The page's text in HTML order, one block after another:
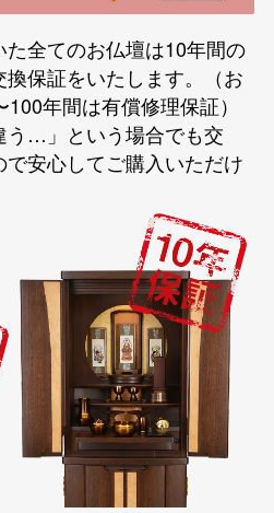
全てのお仏壇は10年間の
保証をいたします。（お
年間は有償修理保証）
う…」という場合でも交
安心してご購入いただけ